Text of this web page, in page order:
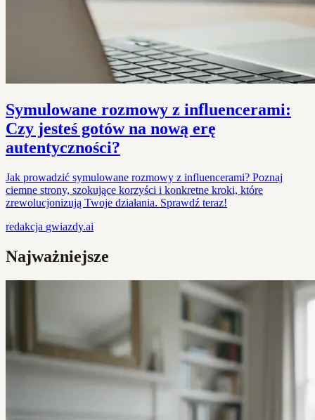
Symulowane rozmowy z influencerami:
Czy jesteś gotów na nową erę
autentyczności?
Jak prowadzić symulowane rozmowy z influencerami? Poznaj
ciemne strony, szokujące korzyści i konkretne kroki, które
zrewolucjonizują Twoje działania. Sprawdź teraz!
redakcja gwiazdy.ai
Najważniejsze